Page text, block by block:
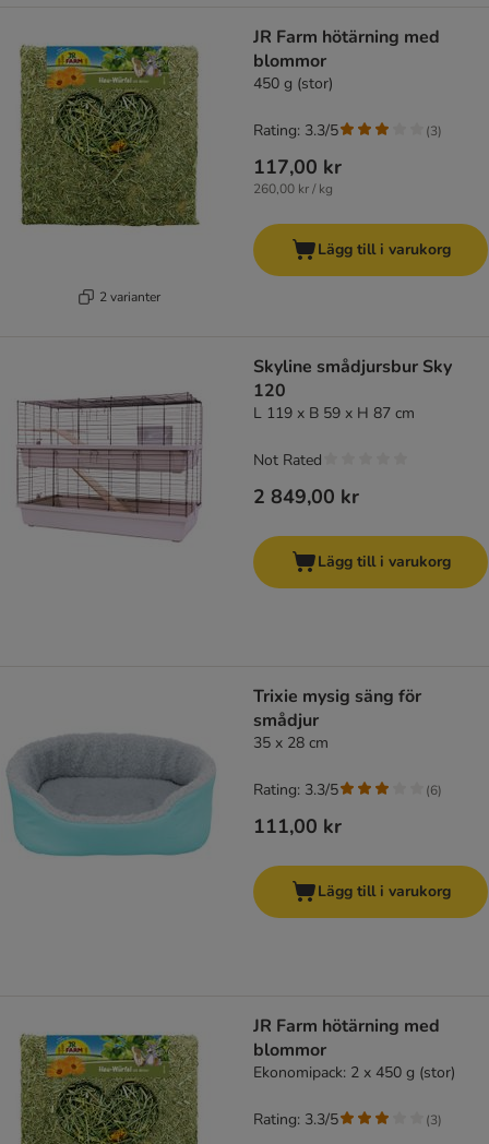
2 varianter
JR Farm hötärning med
blommor
450 g (stor)
117,00 kr
260,00 kr / kg
Rating: 3.3/5 (3)
Lägg till i varukorg
Skyline smådjursbur Sky
120
L 119 x B 59 x H 87 cm
2 849,00 kr
Not Rated
Lägg till i varukorg
Trixie mysig säng för
smådjur
35 x 28 cm
111,00 kr
Rating: 3.3/5 (6)
Lägg till i varukorg
JR Farm hötärning med
blommor
Ekonomipack: 2 x 450 g (stor)
Rating: 3.3/5 (3)